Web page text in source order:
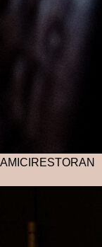
AMICI RESTORAN